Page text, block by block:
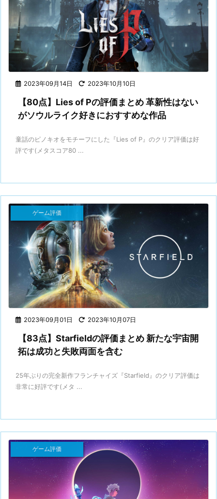
2023年09月14日 2023年10月10日
【80点】Lies of Pの評価まとめ 革新性はない
がソウルライク好きにおすすめな作品
童話のピノキオをモチーフにした『Lies of P』のクリア評価は好
評です(メタスコア80 ...
2023年09月01日 2023年10月07日
ゲーム評価
【83点】Starfieldの評価まとめ 新たな宇宙開
拓は成功と失敗両面を含む
25年ぶりの完全新作フランチャイズ『Starfield』のクリア評価は
非常に好評です(メタ ...
ゲーム評価